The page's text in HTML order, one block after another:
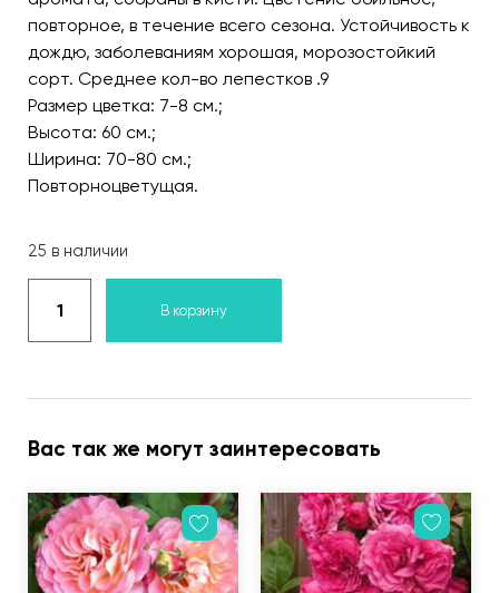
повторное, в течение всего сезона. Устойчивость к
дождю, заболеваниям хорошая, морозостойкий
сорт. Среднее кол-во лепестков .9
Размер цветка: 7-8 см.;
Высота: 60 см.;
Ширина: 70-80 см.;
Повторноцветущая.
25 в наличии
В корзину
Вас так же могут заинтересовать